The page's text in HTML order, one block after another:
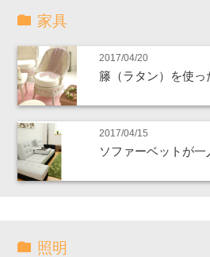
家具
2017/04/20
籐（ラタン）を使
2017/04/15
ソファーベットが
照明